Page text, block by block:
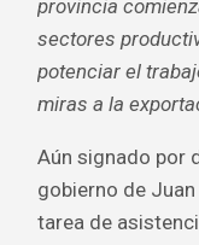
provincia
sectores
potenciar el
miras a la
Aún signado por
gobierno de
tarea de